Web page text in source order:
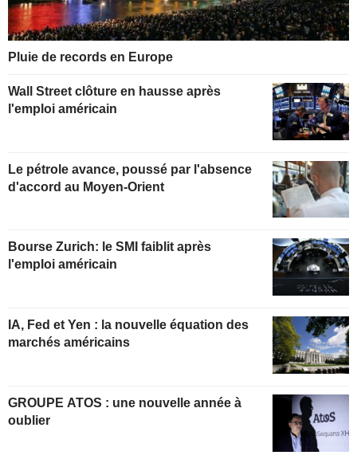
Pluie de records en Europe
Wall Street clôture en hausse après
l'emploi américain
Le pétrole avance, poussé par l'absence
d'accord au Moyen-Orient
Bourse Zurich: le SMI faiblit après
l'emploi américain
IA, Fed et Yen : la nouvelle équation des
marchés américains
GROUPE ATOS : une nouvelle année à
oublier